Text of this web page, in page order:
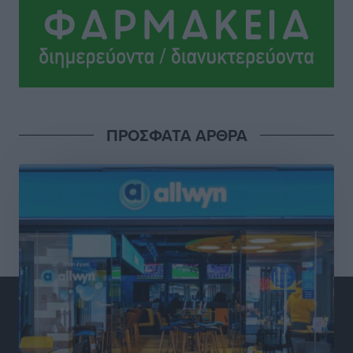
Κόνσολας
Τοπικές Ειδήσεις • πριν 4 ώρες
πολύ σημαντική ημέρα για τον πρωτογενή τομέα»
πριν 5 ώρες
Ξενοδοχεία: Ανοδος 10% στον τζίρο με στάσιμες
διανυκτερεύσεις
Ειδήσεις πριν 5 ώρες
Οι πρώτες εικόνες του νέου Canadair που έρχεται
Ελλάδα και θα πετά και νύχτα
ΠΡΟΣΦΑΤΑ ΑΡΘΡΑ